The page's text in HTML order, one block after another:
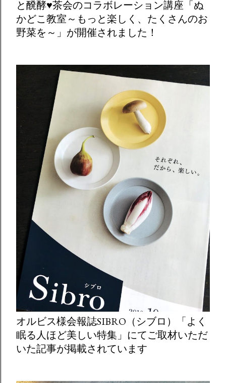
と醗酵♥茶会のコラボレーション講座「ぬ
かどこ教室～もっと楽しく、たくさんのお
野菜を～」が開催されました！
オルビス様会報誌SIBRO（シブロ）「よく
眠る人ほど美しい特集」にてご取材いただ
いた記事が掲載されています